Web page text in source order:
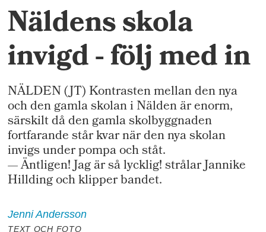
Näldens skola
invigd - följ med in
NÄLDEN (JT) Kontrasten mellan den nya
och den gamla skolan i Nälden är enorm,
särskilt då den gamla skolbyggnaden
fortfarande står kvar när den nya skolan
invigs under pompa och ståt.
— Äntligen! Jag är så lycklig! strålar Jannike
Hillding och klipper bandet.
Jenni Andersson
TEXT OCH FOTO